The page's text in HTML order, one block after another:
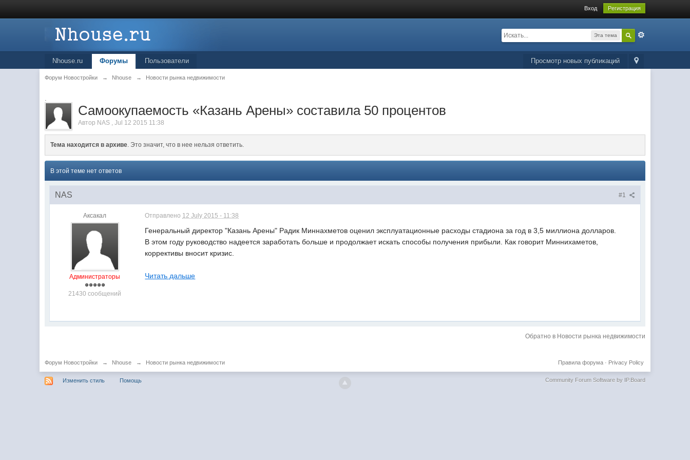
Вход Регистрация
Эта тема
Просмотр новых публикаций
Nhouse.ru Форумы Пользователи
Форум Новостройки → Nhouse → Новости рынка недвижимости
.
Самоокупаемость «Казань Арены» составила 50 процентов
Автор NAS ,Jul 12 2015 11:38
Тема находится в архиве. Это значит, что в нее нельзя ответить.
В этой теме нет ответов
#1
NAS
Аксакал
Администраторы
21430 сообщений
Отправлено 12 July 2015 - 11:38
Генеральный директор "Казань Арены" Радик Миннахметов оценил эксплуатационные расходы стадиона за год в 3,5 миллиона долларов.
В этом году руководство надеется заработать больше и продолжает искать способы получения прибыли. Как говорит Миннихаметов,
коррективы вносит кризис.
Читать дальше
Обратно в Новости рынка недвижимости
Форум Новостройки → Nhouse → Новости рынка недвижимости Privacy Policy
Правила форума·
Изменить стиль Помощь Community Forum Software by IP.Board